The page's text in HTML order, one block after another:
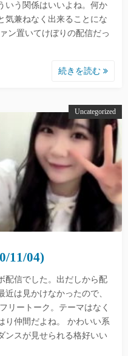
いう関係はいいよね。何か
気兼ねなく出来ることにな
ン置いてけぼりの配信だっ
続きを読む
Uncategorized
11/04)
配信でした。出だしから配
は見かけなかったので、
リートーク。テーマはなく
り仲間だよね。 かわいい系
ンスが見せられる格好いい